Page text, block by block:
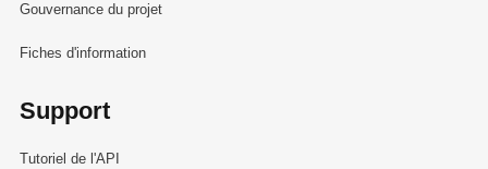
Gouvernance du projet
Fiches d'information
Support
Tutoriel de l'API